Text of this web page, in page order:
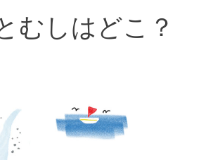
むしはどこ？